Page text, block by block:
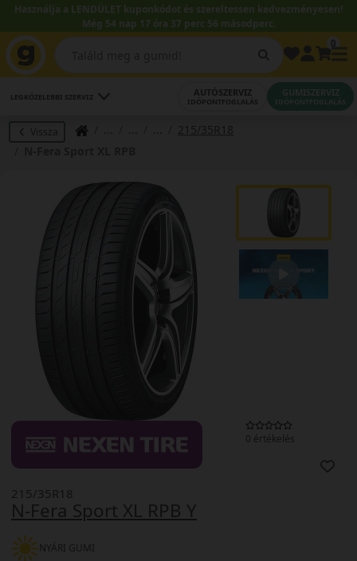
Használja a LENDÜLET kuponkódot és szereltessen kedvezményesen!
Még 54 nap 17 óra 37 perc 56 másodperc.
LEGKÖZELEBBI SZERVIZ AUTÓSZERVIZ
IDŐPONTFOGLALÁS
GUMISZERVIZ
IDŐPONTFOGLALÁS
Vissza
215/35R18
0 értékelés
N-Fera Sport XL RPB Y
215/35R18
NYÁRI GUMI